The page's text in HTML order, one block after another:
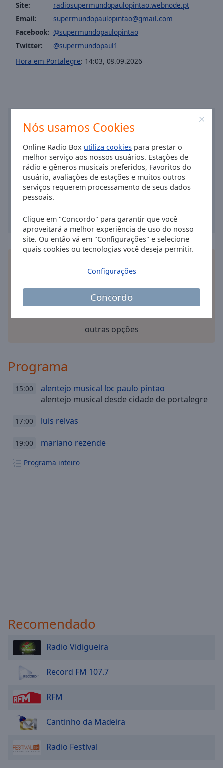
Nós usamos Cookies
Online Radio Box utiliza cookies para prestar o
melhor serviço aos nossos usuários. Estações de
rádio e gêneros musicais preferidos, Favoritos do
usuário, avaliações de estações e muitos outros
serviços requerem processamento de seus dados
pessoais.
Clique em "Concordo" para garantir que você
aproveitará a melhor experiência de uso do nosso
site. Ou então vá em "Configurações" e selecione
quais cookies ou tecnologias você deseja permitir.
Concordo
Configurações
Area
Background
Family
dialog
Site:
radiosupermundopaulopintao.webnode.pt
Email:
supermundopaulopintao@gmail.com
Facebook: @supermundopaulopintao
Twitter:
@supermundopaul1
Hora em Portalegre: 14:03, 08.09.2026
o seu smartphone e ouça as suas estações de
outras opções
Programa
15:00
alentejo musical loc paulo pintao
alentejo musical desde cidade de portalegre
17:00 luis relvas
19:00 mariano rezende
Programa inteiro
Recomendado
Radio Vidigueira
Record FM 107.7
RFM
Cantinho da Madeira
Radio Festival